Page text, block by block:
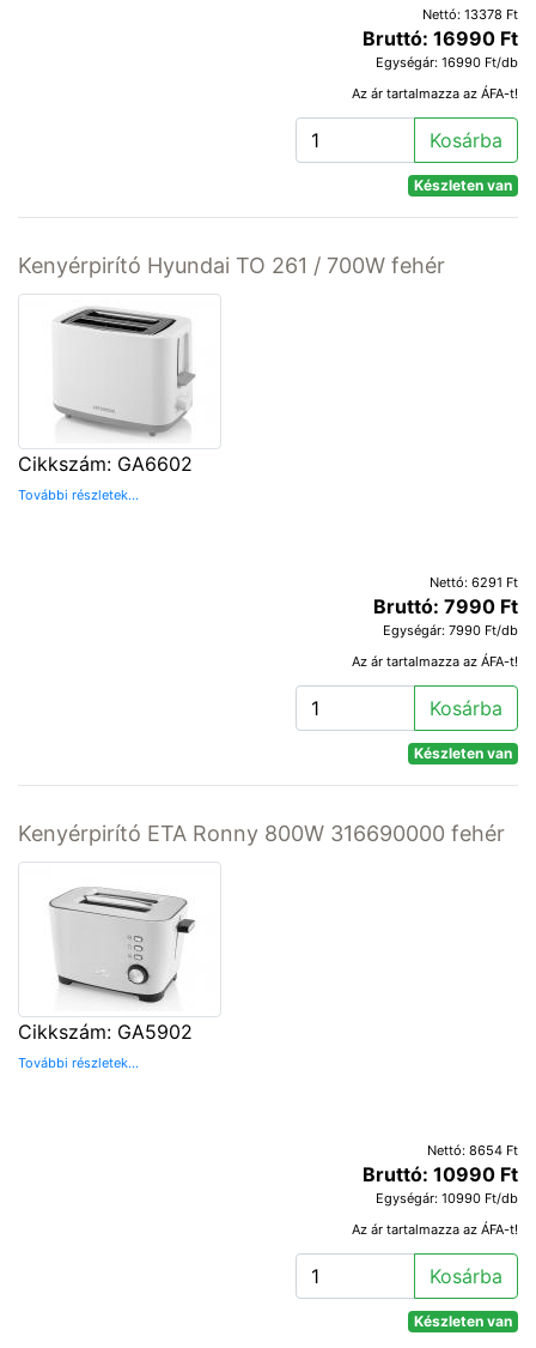
Nettó: 13378 Ft
Bruttó: 16990 Ft
Egységár: 16990 Ft/db
Az ár tartalmazza az ÁFA-t!
Kosárba
Készleten van
Kenyérpirító Hyundai TO 261 / 700W fehér
Cikkszám: GA6602
További részletek...
Nettó: 6291 Ft
Bruttó: 7990 Ft
Egységár: 7990 Ft/db
Az ár tartalmazza az ÁFA-t!
Kosárba
Készleten van
Kenyérpirító ETA Ronny 800W 316690000 fehér
Cikkszám: GA5902
További részletek...
Nettó: 8654 Ft
Bruttó: 10990 Ft
Egységár: 10990 Ft/db
Az ár tartalmazza az ÁFA-t!
Kosárba
Készleten van